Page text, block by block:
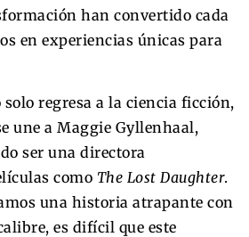
han convertido cada
en experiencias únicas para
solo regresa a la ciencia ficción,
une a Maggie Gyllenhaal,
ser una directora
como The Lost Daughter.
una historia atrapante con
es difícil que este